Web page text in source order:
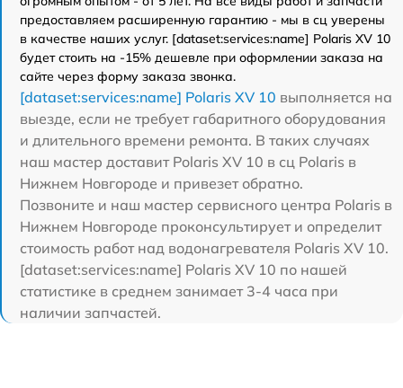
предоставляем расширенную гарантию - мы в сц уверены
в качестве наших услуг. [dataset:services:name] Polaris XV 10
будет стоить на -15% дешевле при оформлении заказа на
сайте через форму заказа звонка.
[dataset:services:name] Polaris XV 10 выполняется на
выезде, если не требует габаритного оборудования
и длительного времени ремонта. В таких случаях
наш мастер доставит Polaris XV 10 в сц Polaris в
Нижнем Новгороде и привезет обратно.
Позвоните и наш мастер сервисного центра Polaris в
Нижнем Новгороде проконсультирует и определит
стоимость работ над водонагревателя Polaris XV 10.
[dataset:services:name] Polaris XV 10 по нашей
статистике в среднем занимает 3-4 часа при
наличии запчастей.